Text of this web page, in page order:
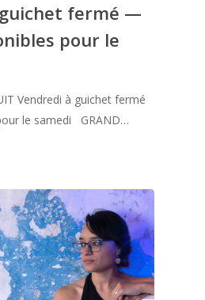
fermé —
pour le
Vendredi à guichet fermé
le samedi GRAND…